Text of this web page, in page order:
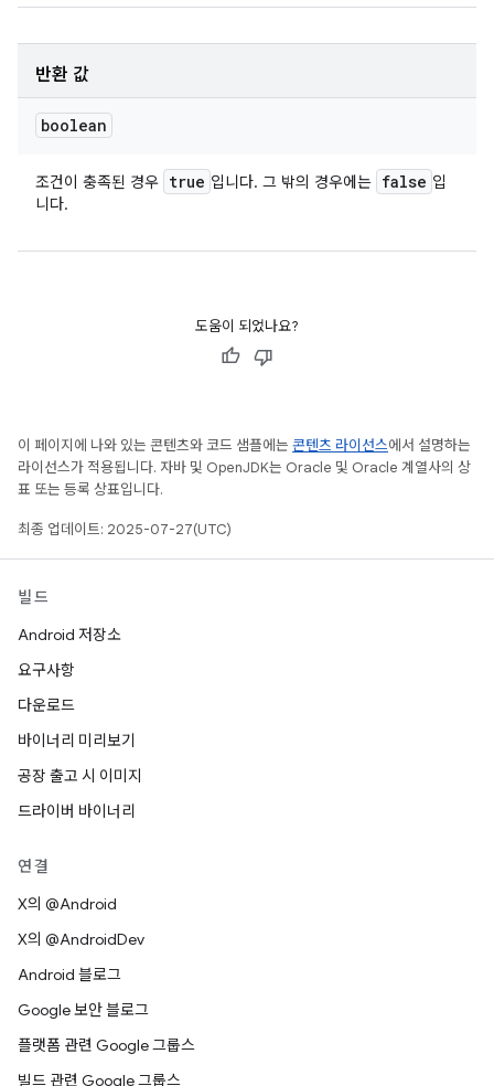
반환 값
boolean
조건이 충족된 경우 true 입니다. 그 밖의 경우에는 false 입
니다.
도움이 되었나요?
이 페이지에 나와 있는 콘텐츠와 코드 샘플에는 콘텐츠 라이선스에서 설명하는
라이선스가 적용됩니다. 자바 및 OpenJDK는 Oracle 및 Oracle 계열사의 상
표 또는 등록 상표입니다.
최종 업데이트: 2025-07-27(UTC)
빌드
Android 저장소
요구사항
다운로드
바이너리 미리보기
공장 출고 시 이미지
드라이버 바이너리
연결
X의 @Android
X의 @AndroidDev
Android 블로그
Google 보안 블로그
플랫폼 관련 Google 그룹스
빌드 관련 Google 그룹스